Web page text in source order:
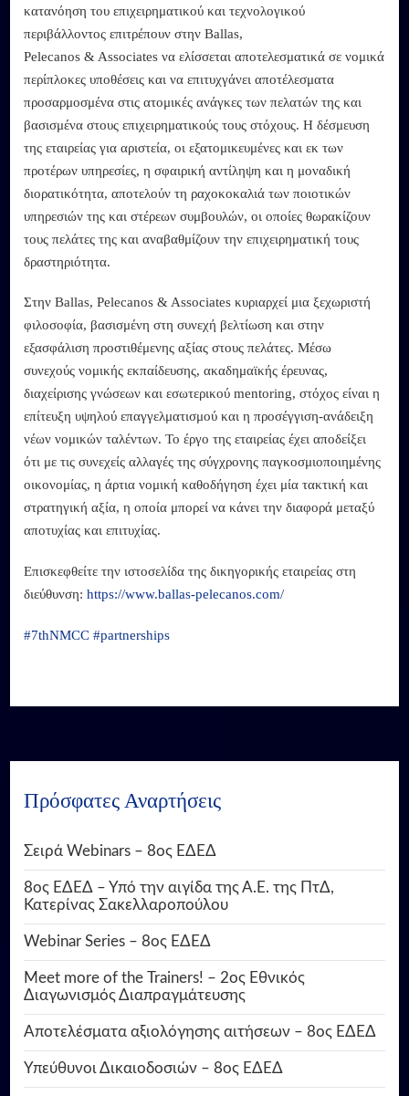
κατανόηση του επιχειρηματικού και τεχνολογικού
περιβάλλοντος επιτρέπουν στην Ballas,
Pelecanos & Associates να ελίσσεται αποτελεσματικά σε νομικά
περίπλοκες υποθέσεις και να επιτυχγάνει αποτέλεσματα
προσαρμοσμένα στις ατομικές ανάγκες των πελατών της και
βασισμένα στους επιχειρηματικούς τους στόχους. Η δέσμευση
της εταιρείας για αριστεία, οι εξατομικευμένες και εκ των
προτέρων υπηρεσίες, η σφαιρική αντίληψη και η μοναδική
διορατικότητα, αποτελούν τη ραχοκοκαλιά των ποιοτικών
υπηρεσιών της και στέρεων συμβουλών, οι οποίες θωρακίζουν
τους πελάτες της και αναβαθμίζουν την επιχειρηματική τους
δραστηριότητα.
Στην Ballas, Pelecanos & Associates κυριαρχεί μια ξεχωριστή
φιλοσοφία, βασισμένη στη συνεχή βελτίωση και στην
εξασφάλιση προστιθέμενης αξίας στους πελάτες. Μέσω
συνεχούς νομικής εκπαίδευσης, ακαδημαϊκής έρευνας,
διαχείρισης γνώσεων και εσωτερικού mentoring, στόχος είναι η
επίτευξη υψηλού επαγγελματισμού και η προσέγγιση-ανάδειξη
νέων νομικών ταλέντων. Το έργο της εταιρείας έχει αποδείξει
ότι με τις συνεχείς αλλαγές της σύγχρονης παγκοσμιοποιημένης
οικονομίας, η άρτια νομική καθοδήγηση έχει μία τακτική και
στρατηγική αξία, η οποία μπορεί να κάνει την διαφορά μεταξύ
αποτυχίας και επιτυχίας.
Επισκεφθείτε την ιστοσελίδα της δικηγορικής εταιρείας στη
διεύθυνση:https://www.ballas-pelecanos.com/
#7thNMCC #partnerships
Πρόσφατες Αναρτήσεις
Σειρά Webinars – 8ος ΕΔΕΔ
8ος ΕΔΕΔ – Υπό την αιγίδα της Α.Ε. της ΠτΔ,
Κατερίνας Σακελλαροπούλου
Webinar Series – 8ος ΕΔΕΔ
Meet more of the Trainers! – 2ος Εθνικός
Διαγωνισμός Διαπραγμάτευσης
Αποτελέσματα αξιολόγησης αιτήσεων – 8ος ΕΔΕΔ
Υπεύθυνοι Δικαιοδοσιών – 8ος ΕΔΕΔ